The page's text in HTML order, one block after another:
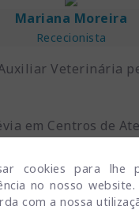
Mariana Moreira
Rececionista
Veterinária
em Centros de
2024.
cookies para lhe
no nosso
com a nossa